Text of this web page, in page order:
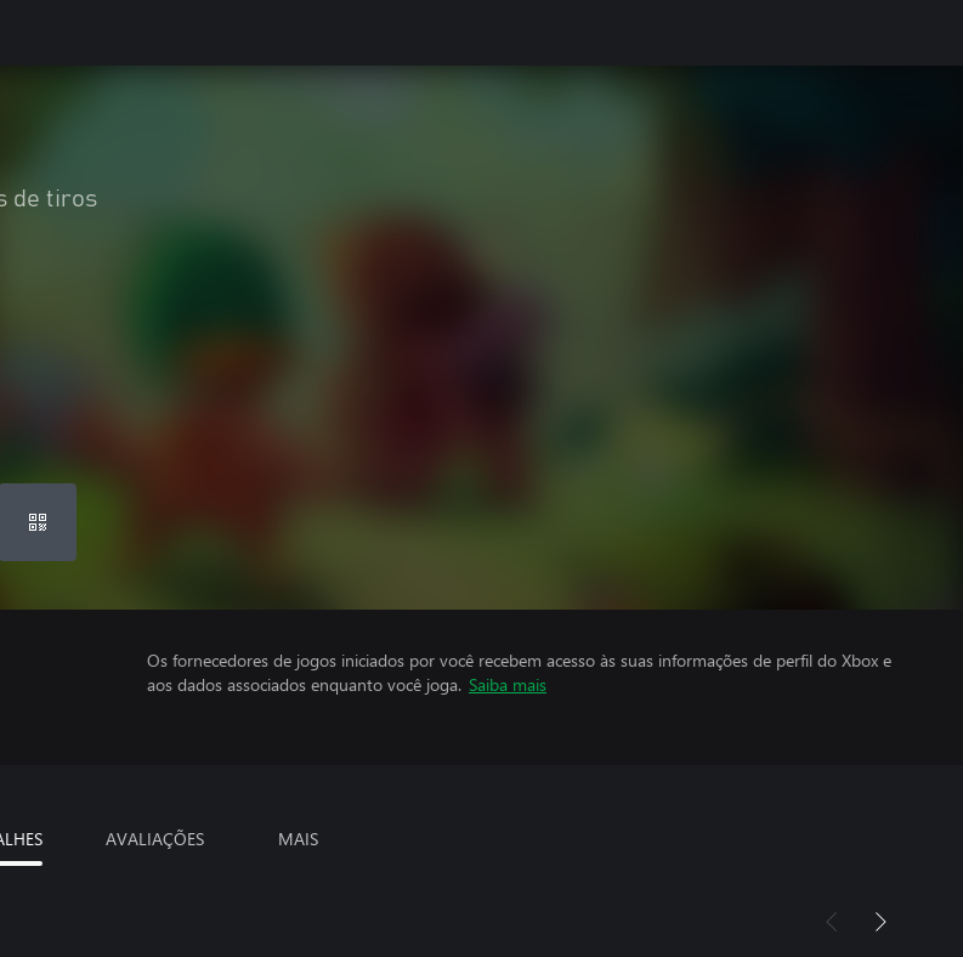
de tiros
Os fornecedores de jogos iniciados por você recebem acesso às suas informações de perfil do Xbox e
aos dados associados enquanto você joga. Saiba mais
AVALIAÇÕES MAIS